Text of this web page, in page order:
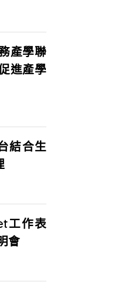
產學聯
進產學
結合生
工作表
會